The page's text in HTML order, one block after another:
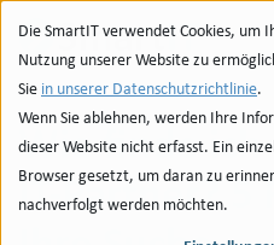
Die SmartIT verwendet Cookies, um
Nutzung unserer Website zu
Sie in unserer Datenschutzrichtlinie.
Wenn Sie ablehnen, werden Ihre
dieser Website nicht erfasst. Ein
Browser gesetzt, um daran zu
nachverfolgt werden möchten.
Zur Navigation
zu den Quicklinks
Zur Suche
Zum Inhalt
Wie finde
IT-Partner? 5